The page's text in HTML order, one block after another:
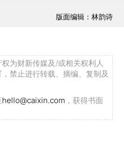
版面编辑：林韵诗
为财新传媒及/或相关权利人
禁止进行转载、摘编、复制及
hello@caixin.com ，获得书面